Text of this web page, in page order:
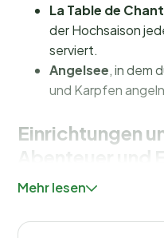
La Table de
der Hochsaison
serviert.
Angelsee, in dem
und Karpfen
Einrichtungen
Abenteuer und
ganze Familie
Mehr lesen